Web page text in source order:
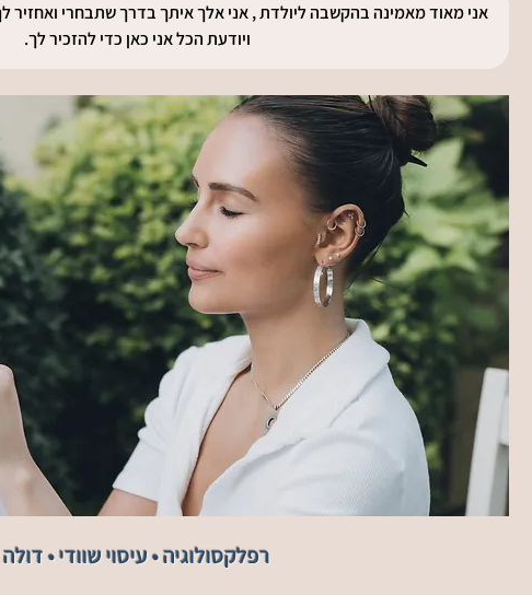
אני מאוד מאמינה בהקשבה ליולדת , אני אלך איתך בדרך שתבחרי ואחזיר
ויודעת הכל אני כאן כדי להזכיר לך.
רפלקסולוגיה • עיסוי שוודי • דולה